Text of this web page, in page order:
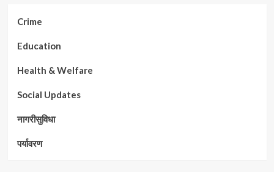
Crime
Education
Health & Welfare
Social Updates
नागरीसुविधा
पर्यावरण